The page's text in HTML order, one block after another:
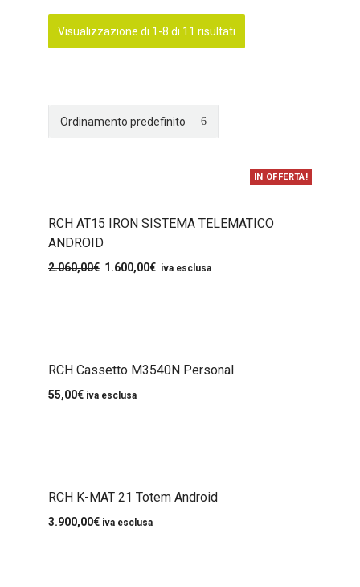
Visualizzazione di 1-8 di 11 risultati
IN OFFERTA!
RCH AT15 IRON SISTEMA TELEMATICO
ANDROID
2.060,00€ 1.600,00€ iva esclusa
RCH Cassetto M3540N Personal
55,00€ iva esclusa
RCH K-MAT 21 Totem Android
3.900,00€ iva esclusa